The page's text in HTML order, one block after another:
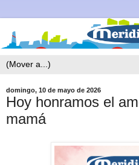
domingo, 10 de mayo de 2026
Hoy honramos el
mamá